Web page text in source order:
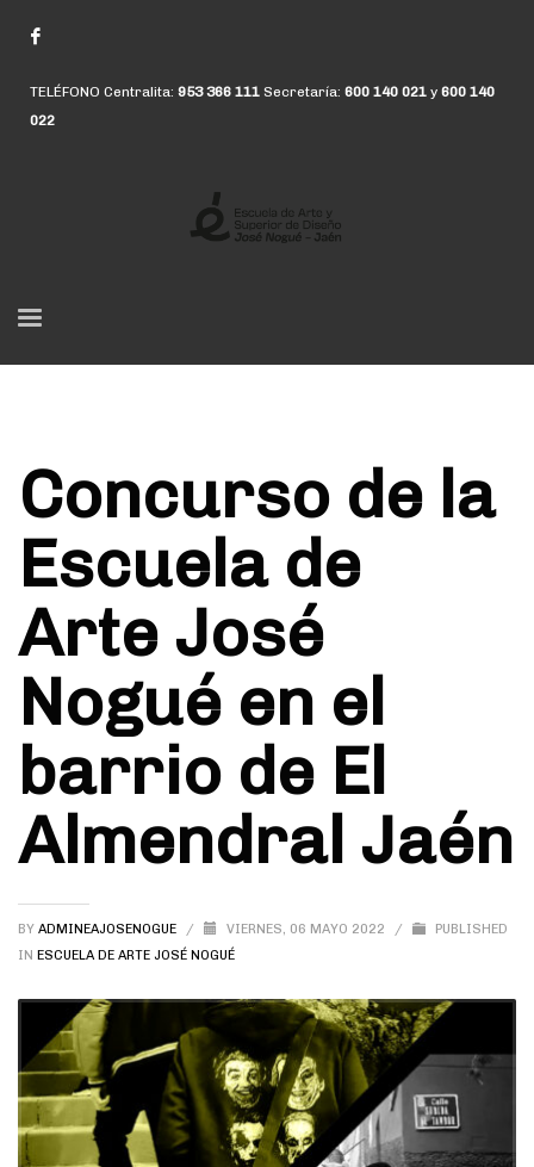
TELÉFONO Centralita: 953 366 111 Secretaría: 600 140 021 y 600 140
022
Concurso de la
Escuela de
Arte José
Nogué en el
barrio de El
Almendral Jaén
BY ADMINEAJOSENOGUE / VIERNES, 06 MAYO 2022 /
PUBLISHED
IN ESCUELA DE ARTE JOSÉ NOGUÉ